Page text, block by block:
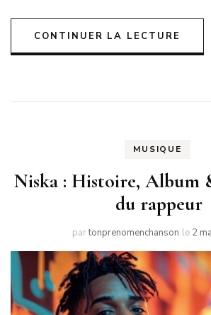
CONTINUER LA LECTURE
MUSIQUE
Niska : Histoire, Album
du rappeur
partonprenomenchanson le 2